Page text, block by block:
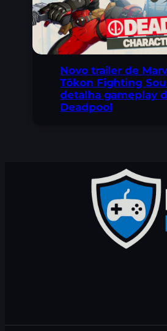
Novo trailer de
Tōkon Fighting
detalha gameplay
Deadpool